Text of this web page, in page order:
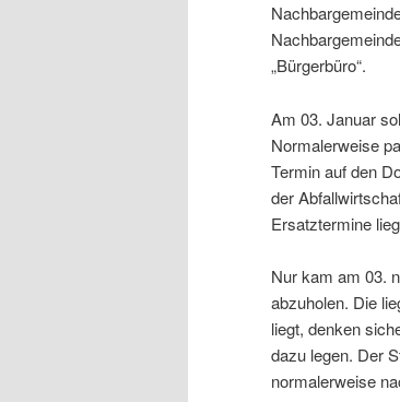
„Bürgerbüro“.
Am 03. Januar
Normalerweise
Termin auf den
der
Ersatztermine
Nur kam am 03.
abzuholen. Die
liegt, denken
dazu legen. Der
normalerweise